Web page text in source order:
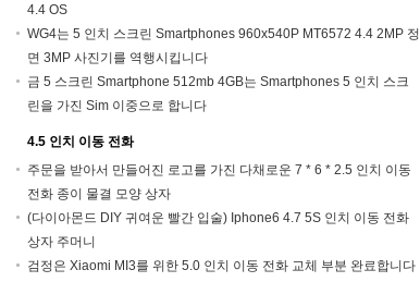
4.4 OS
WG4는 5 인치 스크린 Smartphones 960x540P MT6572 4.4 2MP 정
면 3MP 사진기를 역행시킵니다
금 5 스크린 Smartphone 512mb 4GB는 Smartphones 5 인치 스크
린을 가진 Sim 이중으로 합니다
4.5 인치 이동 전화
주문을 받아서 만들어진 로고를 가진 다채로운 7 * 6 * 2.5 인치 이동
전화 종이 물결 모양 상자
(다이아몬드 DIY 귀여운 빨간 입술) Iphone6 4.7 5S 인치 이동 전화
상자 주머니
검정은 Xiaomi MI3를 위한 5.0 인치 이동 전화 교체 부분 완료합니다